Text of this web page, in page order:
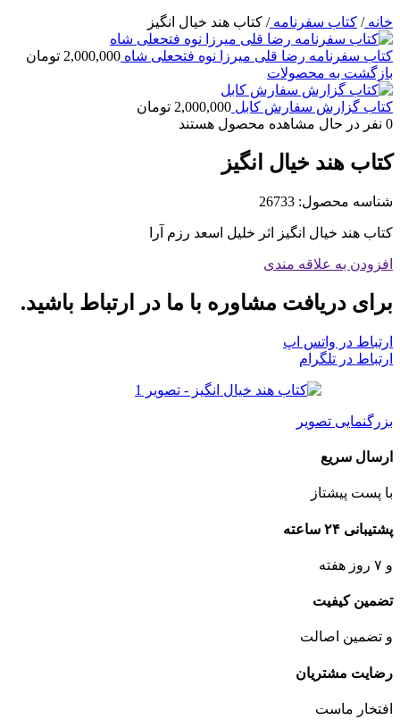
خانه/ کتاب سفرنامه/ کتاب هند خیال انگیز
کتاب سفرنامه رضا قلی میرزا نوه فتحعلی شاه 2,000,000 تومان
بازگشت به محصولات
کتاب گزارش سفارش کابل 2,000,000 تومان
0 نفر در حال مشاهده محصول هستند
کتاب هند خیال انگیز
شناسه محصول: 26733
کتاب هند خیال انگیز اثر خلیل اسعد رزم آرا
افزودن به علاقه مندی
برای دریافت مشاوره با ما در ارتباط باشید.
ارتباط در واتس اپ
ارتباط در تلگرام
بزرگنمایی تصویر
ارسال سریع
با پست پیشتاز
پشتیبانی ۲۴ ساعته
و ۷ روز هفته
تضمین کیفیت
و تضمین اصالت
رضایت مشتریان
افتخار ماست